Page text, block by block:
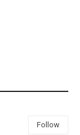
Follow